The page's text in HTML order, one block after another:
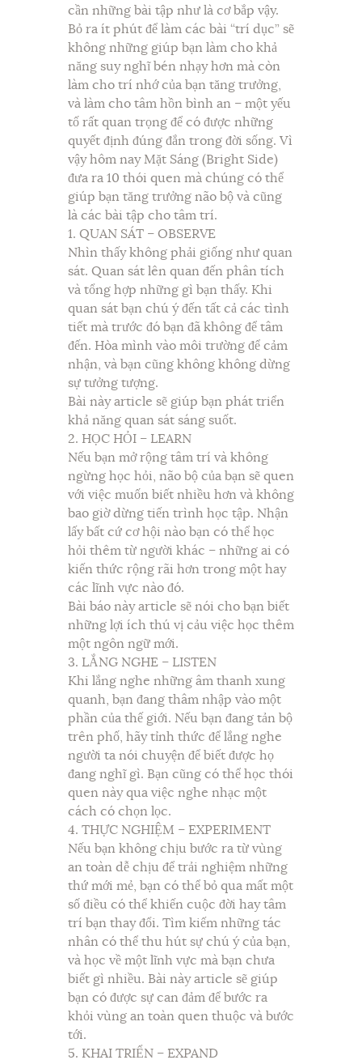
cần những bài tập như là cơ bắp vậy.
Bỏ ra ít phút để làm các bài “trí dục” sẽ
không những giúp bạn làm cho khả
năng suy nghĩ bén nhạy hơn mà còn
làm cho trí nhớ của bạn tăng trưởng,
và làm cho tâm hồn bình an – một yếu
tố rất quan trọng để có được những
quyết định đúng đắn trong đời sống. Vì
vậy hôm nay Mặt Sáng (Bright Side)
đưa ra 10 thói quen mà chúng có thể
giúp bạn tăng trưởng não bộ và cũng
là các bài tập cho tâm trí.
1. QUAN SÁT – OBSERVE
Nhìn thấy không phải giống như quan
sát. Quan sát lên quan đến phân tích
và tổng hợp những gì bạn thấy. Khi
quan sát bạn chú ý đến tất cả các tình
tiết mà trước đó bạn đã không để tâm
đến. Hòa mình vào môi trường để cảm
nhận, và bạn cũng không không dừng
sự tưởng tượng.
Bài này article sẽ giúp bạn phát triển
khả năng quan sát sáng suốt.
2. HỌC HỎI – LEARN
Nếu bạn mở rộng tâm trí và không
ngừng học hỏi, não bộ của bạn sẽ quen
với việc muốn biết nhiều hơn và không
bao giờ dừng tiến trình học tập. Nhận
lấy bất cứ cơ hội nào bạn có thể học
hỏi thêm từ người khác – những ai có
kiến thức rộng rãi hơn trong một hay
các lĩnh vực nào đó.
Bài báo này article sẽ nói cho bạn biết
những lợi ích thú vị cảu việc học thêm
một ngôn ngữ mới.
3. LẮNG NGHE – LISTEN
Khi lắng nghe những âm thanh xung
quanh, bạn đang thâm nhập vào một
phần của thế giới. Nếu bạn đang tản bộ
trên phố, hãy tỉnh thức để lắng nghe
người ta nói chuyện để biết được họ
đang nghĩ gì. Bạn cũng có thể học thói
quen này qua việc nghe nhạc một
cách có chọn lọc.
4. THỰC NGHIỆM – EXPERIMENT
Nếu bạn không chịu bước ra từ vùng
an toàn dễ chịu để trải nghiệm những
thứ mới mẻ, bạn có thể bỏ qua mất một
số điều có thể khiến cuộc đời hay tâm
trí bạn thay đổi. Tìm kiếm những tác
nhân có thể thu hút sự chú ý của bạn,
và học về một lĩnh vực mà bạn chưa
biết gì nhiều. Bài này article sẽ giúp
bạn có được sự can đảm để bước ra
khỏi vùng an toàn quen thuộc và bước
tới.
5. KHAI TRIỂN – EXPAND